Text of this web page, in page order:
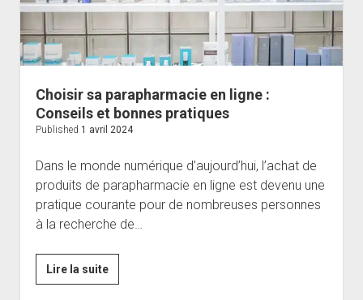
Choisir sa parapharmacie en ligne :
Conseils et bonnes pratiques
Published 1 avril 2024
Dans le monde numérique d’aujourd’hui, l’achat de
produits de parapharmacie en ligne est devenu une
pratique courante pour de nombreuses personnes
à la recherche de…
Lire la suiteChoisir
sa